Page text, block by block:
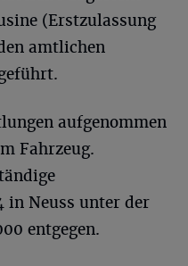
(Erstzulassung
amtlichen
aufgenommen
Fahrzeug.
Neuss unter der
entgegen.